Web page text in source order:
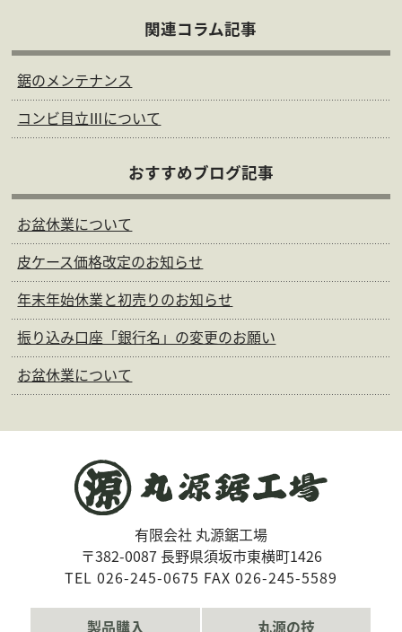
関連コラム記事
鋸のメンテナンス
コンビ目立Ⅲについて
おすすめブログ記事
お盆休業について
皮ケース価格改定のお知らせ
年末年始休業と初売りのお知らせ
振り込み口座「銀行名」の変更のお願い
お盆休業について
有限会社 丸源鋸工場
〒382-0087 長野県須坂市東横町1426
TEL 026-245-0675 FAX 026-245-5589
製品購入 丸源の技